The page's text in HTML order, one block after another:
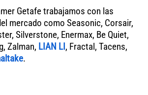
Getafe trabajamos con las
mercado como Seasonic, Corsair,
Silverstone, Enermax, Be Quiet,
Zalman, LIAN LI, Fractal, Tacens,
.